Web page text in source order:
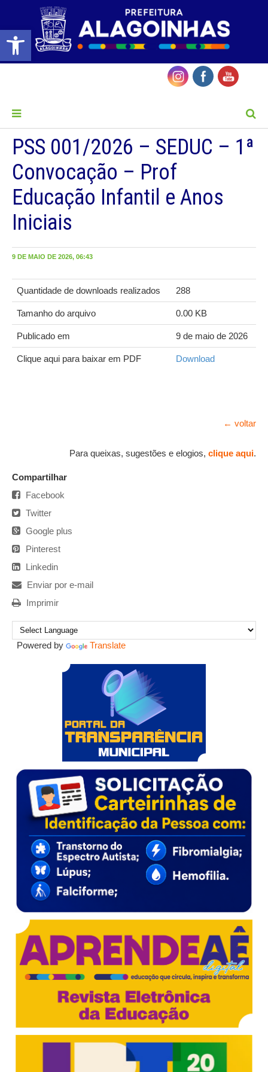
Barra de Ferramentas Aberta
PSS 001/2026 – SEDUC – 1ª
Convocação – Prof
Educação Infantil e Anos
Iniciais
9 DE MAIO DE 2026, 06:43
Quantidade de downloads realizados 288
Tamanho do arquivo 0.00 KB
Publicado em 9 de maio de 2026
Clique aqui para baixar em PDF Download
← voltar
Para queixas, sugestões e elogios, clique aqui.
Compartilhar
Facebook
Twitter
Google plus
Pinterest
Linkedin
Enviar por e-mail
Imprimir
Powered by Translate